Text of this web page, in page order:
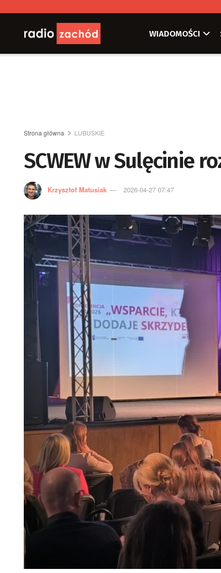
WIADOMOŚCI
Strona główna LUBUSKIE
SCWEW w Sulęcinie
Krzysztof Matusiak 2026-04-27 07:47